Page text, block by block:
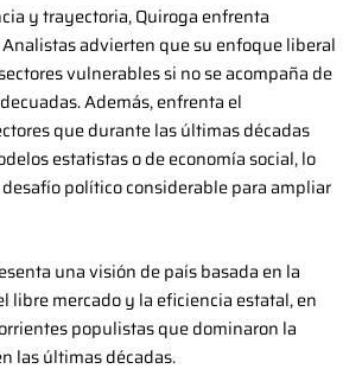
y trayectoria, Quiroga enfrenta
advierten que su enfoque liberal
vulnerables si no se acompaña de
Además, enfrenta el
que durante las últimas décadas
estatistas o de economía social, lo
político considerable para ampliar
una visión de país basada en la
libre mercado y la eficiencia estatal, en
populistas que dominaron la
las últimas décadas.